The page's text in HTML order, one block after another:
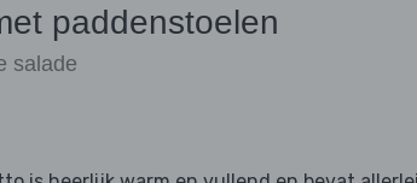
paddenstoelen
salade